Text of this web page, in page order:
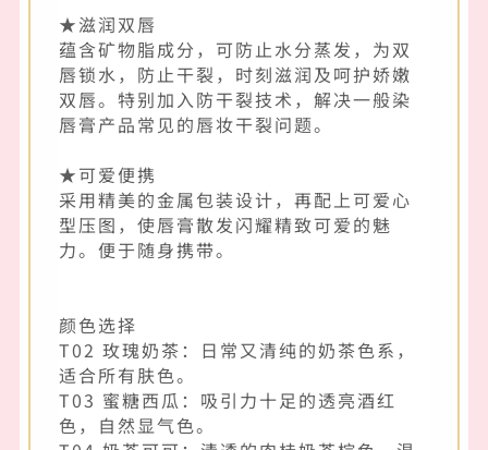
★滋润双唇
蕴含矿物脂成分，可防止水分蒸发，为双
唇锁水，防止干裂，时刻滋润及呵护娇嫩
双唇。特别加入防干裂技术，解决一般染
唇膏产品常见的唇妆干裂问题。
★可爱便携
采用精美的金属包装设计，再配上可爱心
型压图，使唇膏散发闪耀精致可爱的魅
力。便于随身携带。
颜色选择
T02 玫瑰奶茶：日常又清纯的奶茶色系，
适合所有肤色。
T03 蜜糖西瓜：吸引力十足的透亮酒红
色，自然显气色。